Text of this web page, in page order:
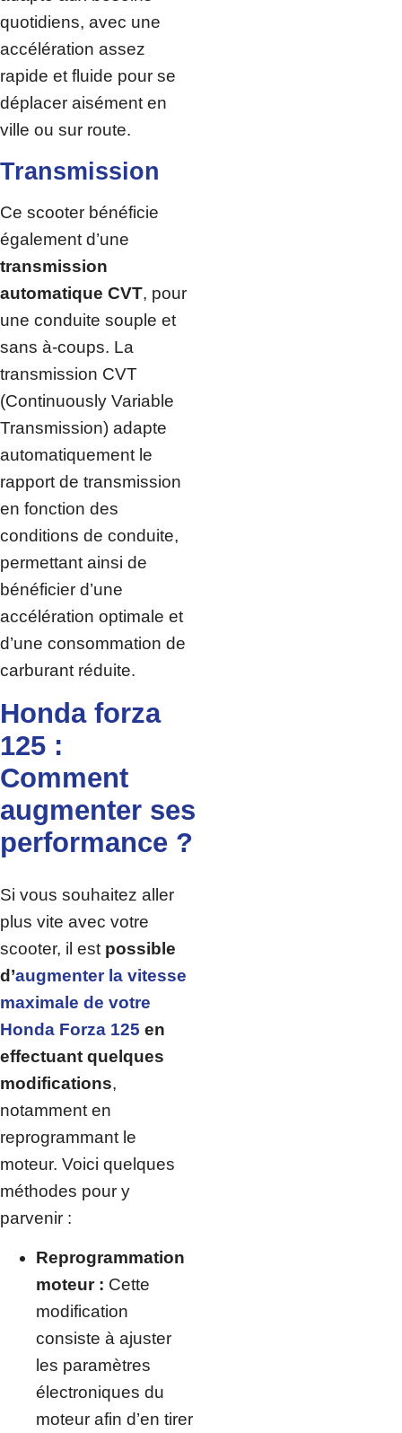
quotidiens, avec une
accélération assez
rapide et fluide pour se
déplacer aisément en
ville ou sur route.
Transmission
Ce scooter bénéficie
également d’une
transmission
automatique CVT, pour
une conduite souple et
sans à-coups. La
transmission CVT
(Continuously Variable
Transmission) adapte
automatiquement le
rapport de transmission
en fonction des
conditions de conduite,
permettant ainsi de
bénéficier d’une
accélération optimale et
d’une consommation de
carburant réduite.
Honda forza
125 :
Comment
augmenter ses
performance ?
Si vous souhaitez aller
plus vite avec votre
scooter, il est possible
d’augmenter la vitesse
maximale de votre
Honda Forza 125 en
effectuant quelques
modifications,
notamment en
reprogrammant le
moteur. Voici quelques
méthodes pour y
parvenir :
Reprogrammation
moteur : Cette
modification
consiste à ajuster
les paramètres
électroniques du
moteur afin d’en tirer